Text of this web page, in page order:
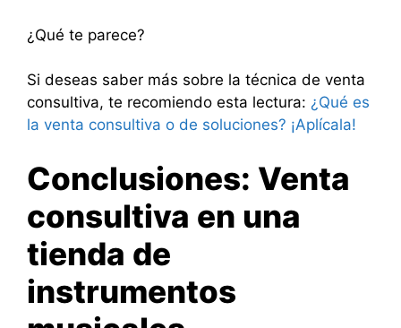
¿Qué te parece?
Si deseas saber más sobre la técnica de venta
consultiva, te recomiendo esta lectura: ¿Qué es
la venta consultiva o de soluciones? ¡Aplícala!
Conclusiones: Venta
consultiva en una
tienda de
instrumentos